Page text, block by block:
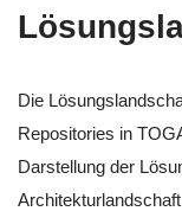
Die
Repositories in
Darstellung der